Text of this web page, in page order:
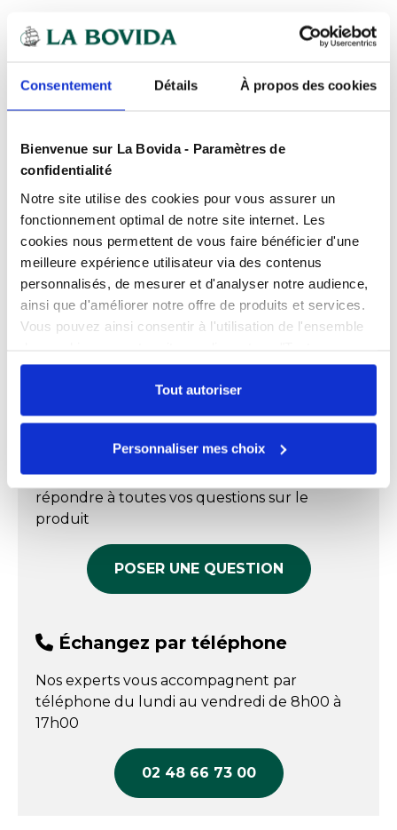
Consentement Détails À propos des cookies
Bienvenue sur La Bovida - Paramètres de
confidentialité
Notre site utilise des cookies pour vous assurer un
fonctionnement optimal de notre site internet. Les
cookies nous permettent de vous faire bénéficier d'une
meilleure expérience utilisateur via des contenus
personnalisés, de mesurer et d'analyser notre audience,
ainsi que d'améliorer notre offre de produits et services.
Vous pouvez ainsi consentir à l'utilisation de l'ensemble
autoriser". Cependant, si vous ne souhaitez autoriser que
certains types de cookies, veuillez cliquer sur
"Personnaliser mes choix".
Tout autoriser
Personnaliser mes choix
Expéditionrapide
Présentation
Composée de cellulose et de matières synthétiques,
la mélamine est une matière totalement
sécurisante pour le contact alimentaire.
Disponible dans différents formats permettant de
nombreuses possibilités de présentation.
Contact alimentaire.
Fabrication française.
La vaisselle et les plats en mélamine présentent un
traditionnel et avec le four micro-ondes.
NF EN 14372, EN71-1, EN73-3, EN ISO 2409.
Décor : Pompadour
Caractéristiques
Contact alimentaire oui
Empilable
31 cm
Passage lave-vaisselle
Température maxi
Température mini -20 °C
Nos gammes
Documents téléchargeables
Échangez par écrit
Nos experts sont disponibles par écrit pour
répondre à toutes vos questions sur le
produit
POSER UNE QUESTION
Échangez par téléphone
Nos experts vous accompagnent par
téléphone du lundi au vendredi de 8h00 à
17h00
02 48 66 73 00